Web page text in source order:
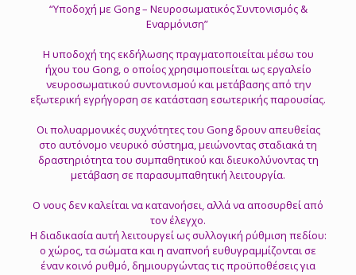
“Υποδοχή με Gong – Νευροσωματικός Συντονισμός &
Εναρμόνιση”
Η υποδοχή της εκδήλωσης πραγματοποιείται μέσω του
ήχου του Gong, ο οποίος χρησιμοποιείται ως εργαλείο
νευροσωματικού συντονισμού και μετάβασης από την
εξωτερική εγρήγορση σε κατάσταση εσωτερικής παρουσίας.
Οι πολυαρμονικές συχνότητες του Gong δρουν απευθείας
στο αυτόνομο νευρικό σύστημα, μειώνοντας σταδιακά τη
δραστηριότητα του συμπαθητικού και διευκολύνοντας τη
μετάβαση σε παρασυμπαθητική λειτουργία.
Ο νους δεν καλείται να κατανοήσει, αλλά να αποσυρθεί από
τον έλεγχο.
Η διαδικασία αυτή λειτουργεί ως συλλογική ρύθμιση πεδίου:
ο χώρος, τα σώματα και η αναπνοή ευθυγραμμίζονται σε
έναν κοινό ρυθμό, δημιουργώντας τις προϋποθέσεις για